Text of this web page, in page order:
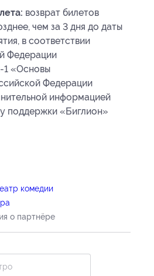
возврат билетов
чем за 3 дня до даты
в соответствии
Федерации
1 «Основы
Федерации
информацией
поддержки «Биглион»
комедии
о партнёре